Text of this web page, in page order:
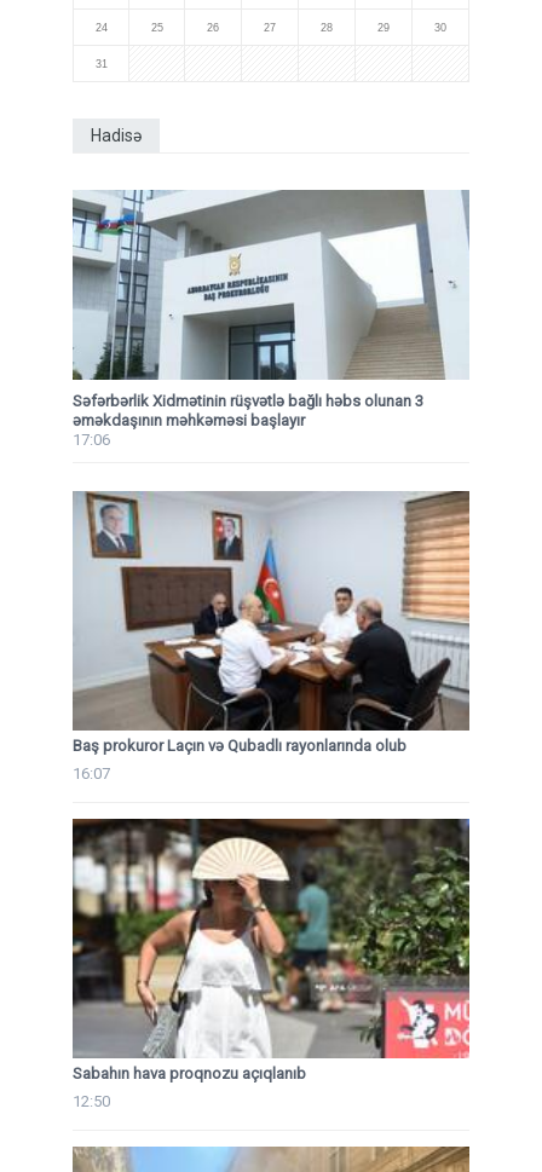
24 25 26 27 28 29 30
31
Hadisə
Səfərbərlik Xidmətinin rüşvətlə bağlı həbs olunan 3
əməkdaşının məhkəməsi başlayır
17:06
Baş prokuror Laçın və Qubadlı rayonlarında olub
16:07
Sabahın hava proqnozu açıqlanıb
12:50